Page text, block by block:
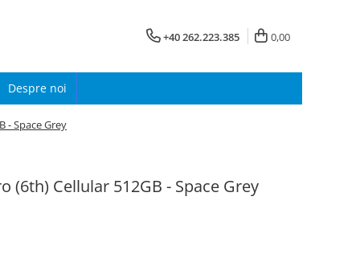
+40 262.223.385 0,00
Despre noi
- Space Grey
(6th) Cellular 512GB - Space Grey